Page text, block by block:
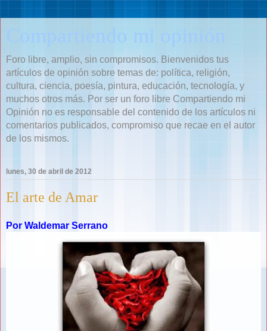
Compartiendo mi opinión
Foro libre, amplio, sin compromisos. Bienvenidos tus
artículos de opinión sobre temas de: política, religión,
cultura, ciencia, poesía, pintura, educación, tecnología, y
muchos otros más. Por ser un foro libre Compartiendo mi
Opinión no es responsable del contenido de los artículos ni
comentarios publicados, compromiso que recae en el autor
de los mismos.
lunes, 30 de abril de 2012
El arte de Amar
Por Waldemar Serrano